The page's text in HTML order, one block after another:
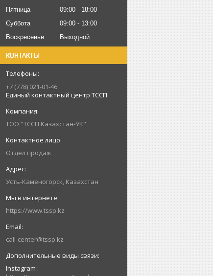
Пятница
09:00
18:00
Суббота
09:00
13:00
Воскресенье
Выходной
КОНТАКТЫ
+7 (778) 021-01-46
Единый контактный центр ТССП
ТОО "ТССП Казахстан-УК"
Отдел продаж
Усть-Каменогорск, Казахстан
https://www.tssp.kz
call-center@tssp.kz
Instagram